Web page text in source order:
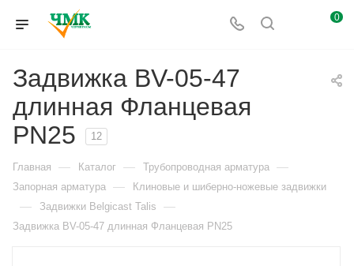
0
Задвижка BV-05-47
длинная Фланцевая
PN25
12
Главная — Каталог — Трубопроводная арматура —
Запорная арматура — Клиновые и шиберно-ножевые задвижки
— Задвижки Belgicast Talis —
Задвижка BV-05-47 длинная Фланцевая PN25